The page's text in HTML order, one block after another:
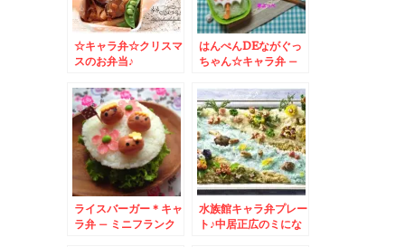
☆キャラ弁☆クリスマ
スのお弁当♪
はんぺんDEながぐっ
ちゃん☆キャラ弁 –
なっちゃう可愛い梅雨
弁♪
ライスバーガー＊キャ
ラ弁 – ミニフランク
水族館キャラ弁プレー
ト♪中居正広のミにな